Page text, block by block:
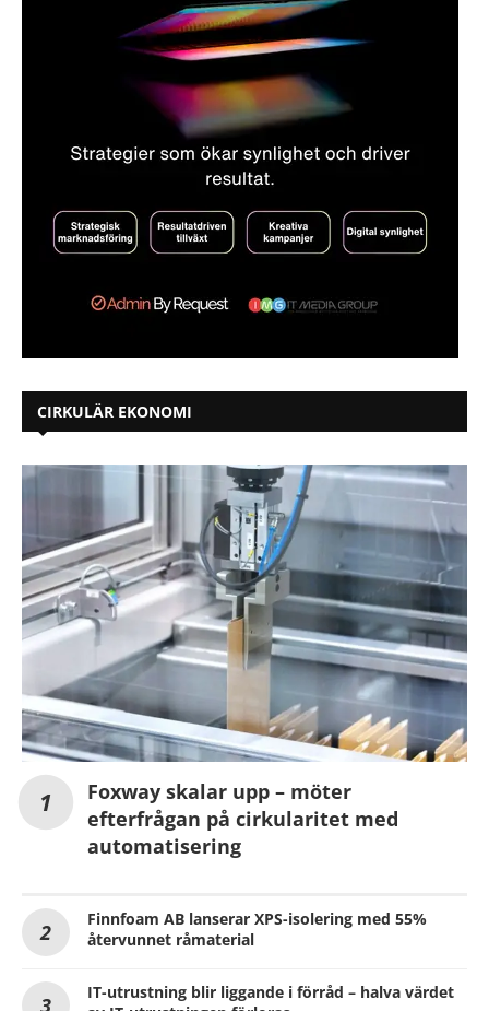
CIRKULÄR EKONOMI
Foxway skalar upp – möter
efterfrågan på cirkularitet med
automatisering
Finnfoam AB lanserar XPS-isolering med 55%
återvunnet råmaterial
IT-utrustning blir liggande i förråd – halva värdet